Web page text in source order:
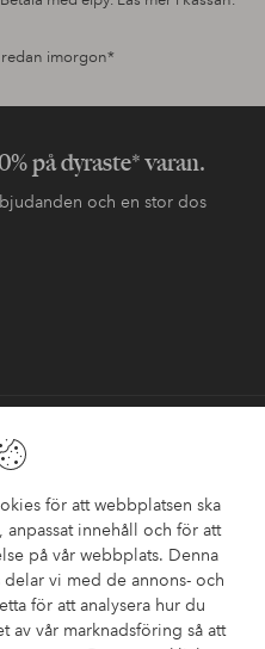
för att webbplatsen ska
innehåll och för att
på vår webbplats. Denna
vi med de annons- och
för att analysera hur du
av vår marknadsföring så att
redan imorgon*
på dyraste* varan.
och en stor dos
kontaktar oss.
Betalsätt